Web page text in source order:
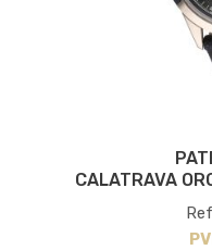
CALATRAVA